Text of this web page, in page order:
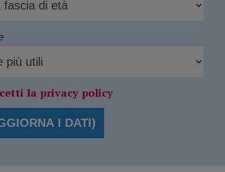
la privacy policy